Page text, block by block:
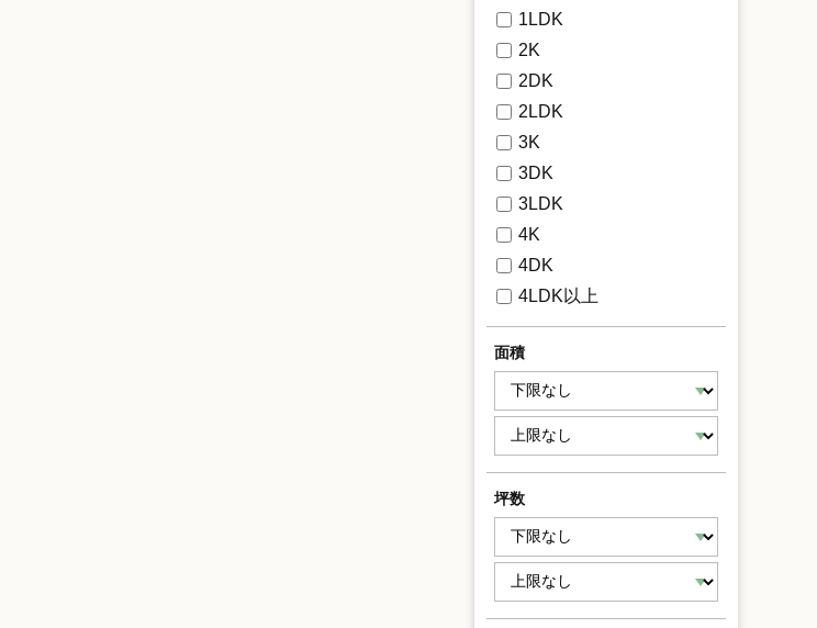
1LDK
2K
2DK
2LDK
3K
3DK
3LDK
4K
4DK
4LDK以上
面積
坪数